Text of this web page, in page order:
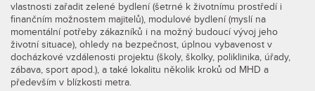
vlastnosti zařadit zelené bydlení (šetrné k životnímu prostředí i
finančním možnostem majitelů), modulové bydlení (myslí na
momentální potřeby zákazníků i na možný budoucí vývoj jeho
životní situace), ohledy na bezpečnost, úplnou vybavenost v
docházkové vzdálenosti projektu (školy, školky, poliklinika, úřady,
zábava, sport apod.), a také lokalitu několik kroků od MHD a
především v blízkosti metra.